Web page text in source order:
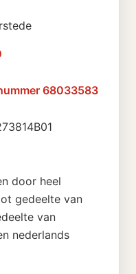
68033583
door heel
gedeelte van
van
nederlands